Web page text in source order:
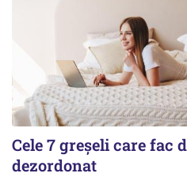
Cele 7 greșeli care fac
dezordonat